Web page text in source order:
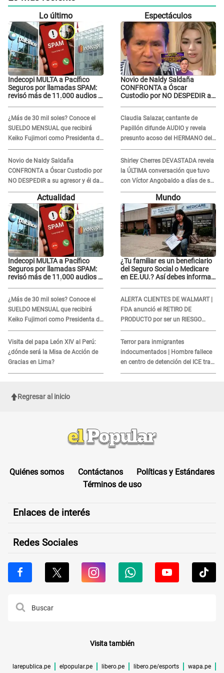
Lo último
Indecopi MULTA a Pacífico
Seguros por llamadas SPAM:
revisó más de 11.000 audios y
¿Más de 30 mil soles? Conoce el
SUELDO MENSUAL que recibirá
Keiko Fujimori como Presidenta de
la República
Novio de Naldy Saldaña
CONFRONTA a Óscar Custodio por
NO DESPEDIR a su agresor y él da
INDIGNANTE respuesta: "Nadie me
dice qué hacer"
Espectáculos
Novio de Naldy Saldaña
CONFRONTA a Óscar
Custodio por NO DESPEDIR a
"Nadie me dice qué hacer"
Claudia Salazar, cantante de
Papillón difunde AUDIO y revela
presunto acoso del HERMANO del
director musical de La Bella Luz:
"Me quedé asustada, en shock"
Shirley Cherres DEVASTADA revela
la ÚLTIMA conversación que tuvo
con Víctor Angobaldo a días de su
inesperada partida: "Hace dos
Actualidad
Indecopi MULTA a Pacífico
Seguros por llamadas SPAM:
revisó más de 11.000 audios y
¿Más de 30 mil soles? Conoce el
SUELDO MENSUAL que recibirá
Keiko Fujimori como Presidenta de
la República
Visita del papa León XIV al Perú:
¿dónde será la Misa de Acción de
Gracias en Lima?
Mundo
¿Tu familiar es un beneficiario
del Seguro Social o Medicare
en EE.UU.? Así debes informar
ALERTA CLIENTES DE WALMART |
FDA anunció el RETIRO DE
PRODUCTO por ser un RIESGO
MORTAL para consumidores: ¿Cuál
es?
Terror para inmigrantes
indocumentados | Hombre fallece
en centro de detención del ICE tras
sufrir una "emergencia médica"
Regresar al inicio
Quiénes somos Contáctanos
Políticas y Estándares
Términos de uso
Enlaces de interés
Redes Sociales
Visita también
larepublica.pe elpopular.pe libero.pe libero.pe/esports wapa.pe